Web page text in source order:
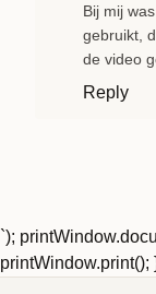
Bij mij
gebruikt,
de video
Reply
`);
printWindow.print();